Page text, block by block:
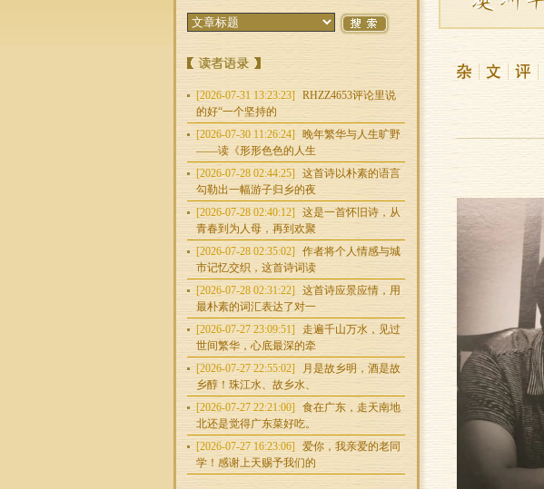
[2026-07-31 13:23:23]
RHZZ4653评论里说
的好“一个坚持的
[2026-07-30 11:26:24]
晚年繁华与人生旷野
——读《形形色色的人生
[2026-07-28 02:44:25]
这首诗以朴素的语言
勾勒出一幅游子归乡的夜
[2026-07-28 02:40:12]
这是一首怀旧诗，从
青春到为人母，再到欢聚
[2026-07-28 02:35:02]
作者将个人情感与城
市记忆交织，这首诗词读
[2026-07-28 02:31:22]
这首诗应景应情，用
最朴素的词汇表达了对一
[2026-07-27 23:09:51]
走遍千山万水，见过
世间繁华，心底最深的牵
[2026-07-27 22:55:02]
月是故乡明，酒是故
乡醇！珠江水、故乡水、
[2026-07-27 22:21:00]
食在广东，走天南地
北还是觉得广东菜好吃。
[2026-07-27 16:23:06]
爱你，我亲爱的老同
学！感谢上天赐予我们的